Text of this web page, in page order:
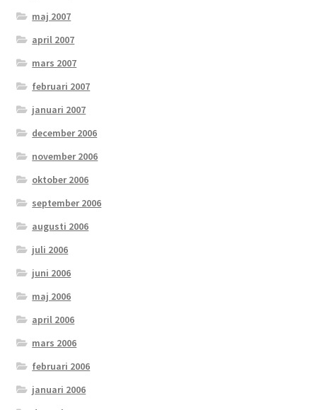
maj 2007
april 2007
mars 2007
februari 2007
januari 2007
december 2006
november 2006
oktober 2006
september 2006
augusti 2006
juli 2006
juni 2006
maj 2006
april 2006
mars 2006
februari 2006
januari 2006